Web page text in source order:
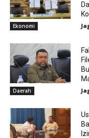
Ekonomi
Daerah